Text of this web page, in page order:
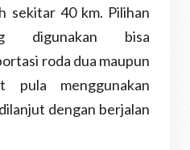
sekitar 40 km. Pilihan
digunakan bisa
roda dua maupun
pula menggunakan
dengan berjalan